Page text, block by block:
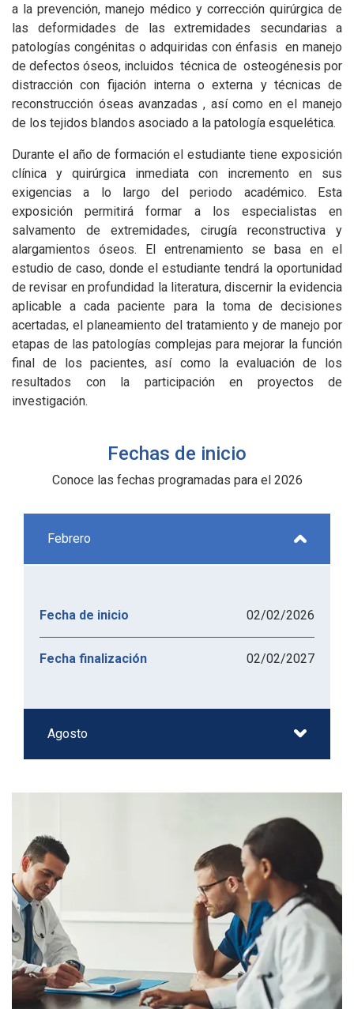
a la prevención, manejo médico y corrección quirúrgica de
las deformidades de las extremidades secundarias a
patologías congénitas o adquiridas con énfasis en manejo
de defectos óseos, incluidos técnica de osteogénesis por
distracción con fijación interna o externa y técnicas de
reconstrucción óseas avanzadas , así como en el manejo
de los tejidos blandos asociado a la patología esquelética.
Durante el año de formación el estudiante tiene exposición
clínica y quirúrgica inmediata con incremento en sus
exigencias a lo largo del periodo académico. Esta
exposición permitirá formar a los especialistas en
salvamento de extremidades, cirugía reconstructiva y
alargamientos óseos. El entrenamiento se basa en el
estudio de caso, donde el estudiante tendrá la oportunidad
de revisar en profundidad la literatura, discernir la evidencia
aplicable a cada paciente para la toma de decisiones
acertadas, el planeamiento del tratamiento y de manejo por
etapas de las patologías complejas para mejorar la función
final de los pacientes, así como la evaluación de los
resultados con la participación en proyectos de
investigación.
Fechas de inicio
Conoce las fechas programadas para el 2026
Febrero
Fecha de inicio 02/02/2026
Fecha finalización 02/02/2027
Agosto